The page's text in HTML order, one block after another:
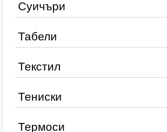
Суичъри
Табели
Текстил
Тениски
Термоси